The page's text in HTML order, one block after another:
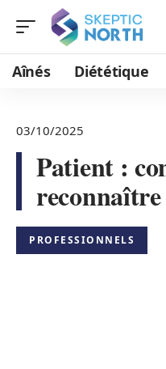
Aînés Diététique
03/10/2025
Patient :
reconnaître
PROFESSIONNELS